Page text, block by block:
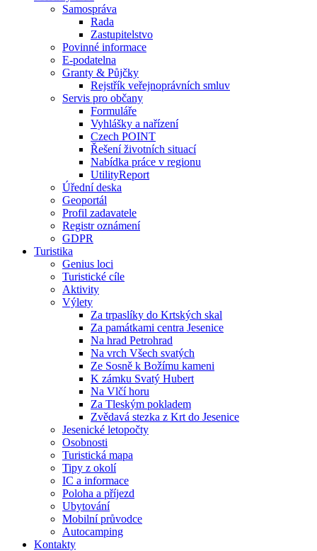
Samospráva
Rada
Zastupitelstvo
Povinné informace
E-podatelna
Granty & Půjčky
Rejstřík veřejnoprávních smluv
Servis pro občany
Formuláře
Vyhlášky a nařízení
Czech POINT
Řešení životních situací
Nabídka práce v regionu
UtilityReport
Úřední deska
Geoportál
Profil zadavatele
Registr oznámení
GDPR
Turistika
Genius loci
Turistické cíle
Aktivity
Výlety
Za trpaslíky do Krtských skal
Za památkami centra Jesenice
Na hrad Petrohrad
Na vrch Všech svatých
Ze Sosně k Božímu kameni
K zámku Svatý Hubert
Na Vlčí horu
Za Tleským pokladem
Zvědavá stezka z Krt do Jesenice
Jesenické letopočty
Osobnosti
Turistická mapa
Tipy z okolí
IC a informace
Poloha a příjezd
Ubytování
Mobilní průvodce
Autocamping
Kontakty